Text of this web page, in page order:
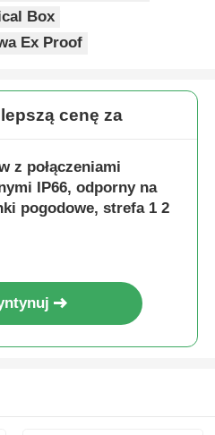
Box
Ex Proof
cenę za
z połączeniami
IP66, odporny na
pogodowe, strefa 1 2